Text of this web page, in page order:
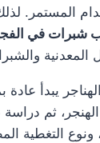
المستمر.
شبرات في
المعدنية
يبدأ عادة
ثم دراسة
ونوع التغطية